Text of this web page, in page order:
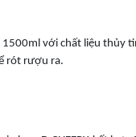
1500ml với chất liệu thủy
rót rượu ra.